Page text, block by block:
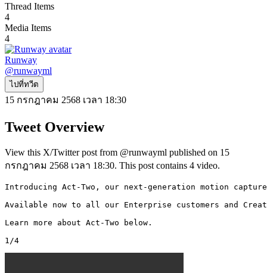
Thread Items
4
Media Items
4
Runway
@runwayml
ไปที่ทวีต
15 กรกฎาคม 2568 เวลา 18:30
Tweet Overview
View this X/Twitter post from @runwayml published on 15
กรกฎาคม 2568 เวลา 18:30. This post contains 4 video.
Introducing Act-Two, our next-generation motion
Available now to all our Enterprise customers and
Learn more about Act-Two below.
1/4